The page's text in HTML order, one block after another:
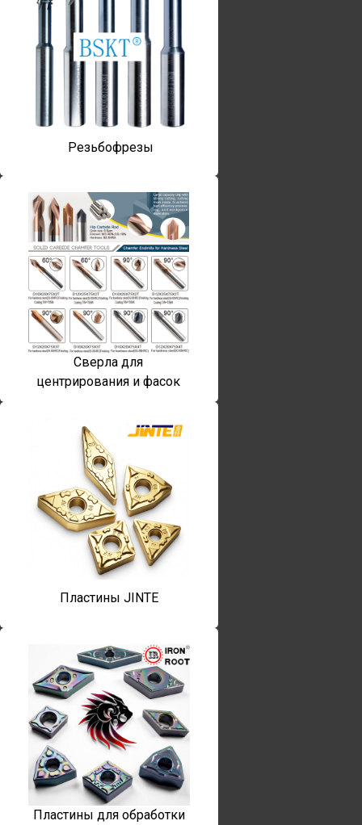
Резьбофрезы
Сверла для
центрирования и фасок
Пластины JINTE
Пластины для обработки